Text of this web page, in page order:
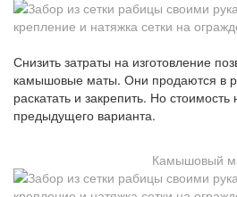
Снизить затраты на изготовление
камышовые маты. Они продаются в
раскатать и закрепить. Но
предыдущего варианта.
Камышовый